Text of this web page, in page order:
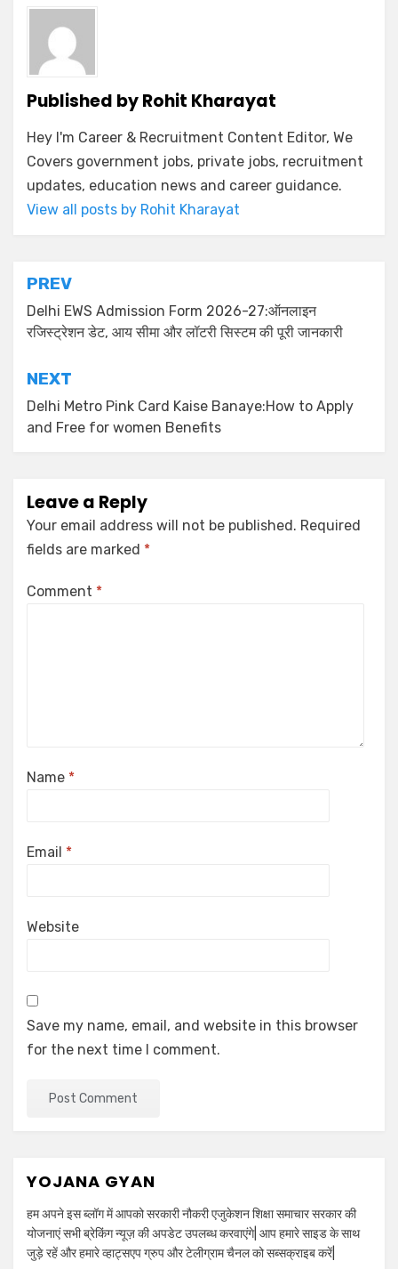
Published byRohit Kharayat
Hey I'm Career & Recruitment Content Editor, We
Covers government jobs, private jobs, recruitment
updates, education news and career guidance.
View all posts by Rohit Kharayat
PREV
Delhi EWS Admission Form 2026-27:ऑनलाइन
रजिस्ट्रेशन डेट, आय सीमा और लॉटरी सिस्टम की पूरी जानकारी
NEXT
Delhi Metro Pink Card Kaise Banaye:How to Apply
and Free for women Benefits
Leave a Reply
Your email address will not be published. Required
fields are marked *
Comment *
Name *
Email *
Website
Save my name, email, and website in this browser
for the next time I comment.
YOJANA GYAN
हम अपने इस ब्लॉग में आपको सरकारी नौकरी एजुकेशन शिक्षा समाचार सरकार की
योजनाएं सभी ब्रेकिंग न्यूज़ की अपडेट उपलब्ध करवाएंगे| आप हमारे साइड के साथ
जुड़े रहें और हमारे व्हाट्सएप ग्रुप और टेलीग्राम चैनल को सब्सक्राइब करें|